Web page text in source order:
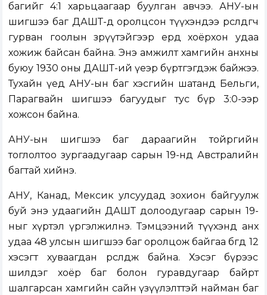
багийг 4:1 харьцаагаар буулган авчээ. АНУ-ын
шигшээ баг ДАШТ-д оролцсон түүхэндээ өрсөлдөгчөө
гурван гоолын зөрүүтэйгээр ердөө хоёрхон удаа
хожиж байсан байна. Энэ амжилт хамгийн анхны
буюу 1930 оны ДАШТ-ий үеэр бүртгэгдэж байжээ.
Тухайн үед АНУ-ын баг хэсгийн шатанд Бельги,
Парагвайн шигшээ багуудыг тус бүр 3:0-ээр
хожсон байна.
АНУ-ын шигшээ баг дараагийн тойргийн
тоглолтоо зургаадугаар сарын 19-нд Австралийн
багтай хийнэ.
АНУ, Канад, Мексик улсуудад зохион байгуулж
буй энэ удаагийн ДАШТ долоодугаар сарын 19-
ныг хүртэл үргэлжилнэ. Тэмцээний түүхэнд анх
удаа 48 улсын шигшээ баг оролцож байгаа бөгөөд 12
хэсэгт хуваагдан өрсөлдөж байна. Хэсэг бүрээс
шилдэг хоёр баг болон гуравдугаар байрт
шалгарсан хамгийн сайн үзүүлэлттэй найман баг